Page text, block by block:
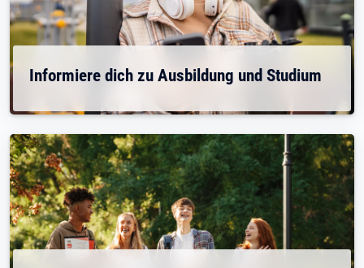
Informiere dich zu Ausbildung und Studium